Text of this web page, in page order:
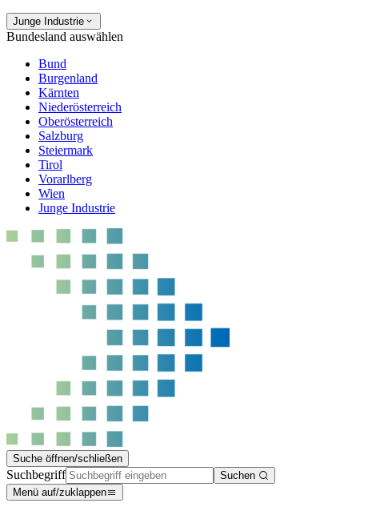
Junge Industrie
Bundesland auswählen
Bund
Burgenland
Kärnten
Niederösterreich
Oberösterreich
Salzburg
Steiermark
Tirol
Vorarlberg
Wien
Junge Industrie
Suche öffnen/schließen
Suchbegriff
Suchen
Menü auf/zuklappen